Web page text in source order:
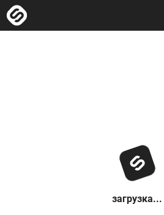
загрузка...